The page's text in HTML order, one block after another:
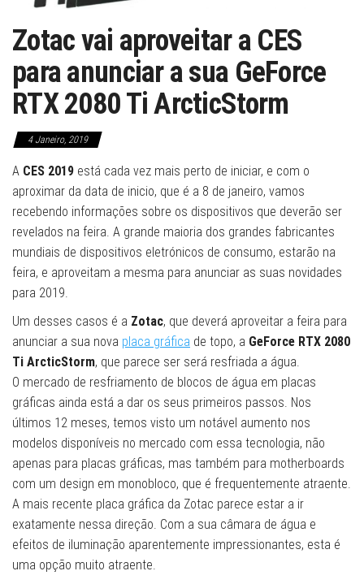
Zotac vai aproveitar a CES
para anunciar a sua GeForce
RTX 2080 Ti ArcticStorm
4 Janeiro, 2019
A CES 2019 está cada vez mais perto de iniciar, e com o
aproximar da data de inicio, que é a 8 de janeiro, vamos
recebendo informações sobre os dispositivos que deverão ser
revelados na feira. A grande maioria dos grandes fabricantes
mundiais de dispositivos eletrónicos de consumo, estarão na
feira, e aproveitam a mesma para anunciar as suas novidades
para 2019.
Um desses casos é a Zotac, que deverá aproveitar a feira para
anunciar a sua nova placa gráfica de topo, a GeForce RTX 2080
Ti ArcticStorm, que parece ser será resfriada a água.
O mercado de resfriamento de blocos de água em placas
gráficas ainda está a dar os seus primeiros passos. Nos
últimos 12 meses, temos visto um notável aumento nos
modelos disponíveis no mercado com essa tecnologia, não
apenas para placas gráficas, mas também para motherboards
com um design em monobloco, que é frequentemente atraente.
A mais recente placa gráfica da Zotac parece estar a ir
exatamente nessa direção. Com a sua câmara de água e
efeitos de iluminação aparentemente impressionantes, esta é
uma opção muito atraente.